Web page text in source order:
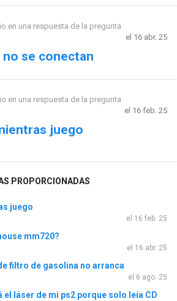
en una respuesta de la pregunta
el 16 abr. 25
se conectan
en una respuesta de la pregunta
el 16 feb. 25
juego
PROPORCIONADAS
juego
el 16 feb. 25
mm720?
el 16 abr. 25
filtro de gasolina no arranca
el 6 ago. 25
el láser de mi ps2 porque solo leía CD